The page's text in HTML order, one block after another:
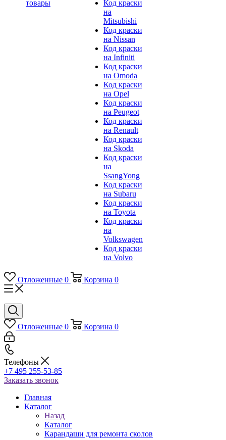
товары
Код краски
на
Mitsubishi
Код краски
на Nissan
Код краски
на Infiniti
Код краски
на Omoda
Код краски
на Opel
Код краски
на Peugeot
Код краски
на Renault
Код краски
на Skoda
Код краски
на
SsangYong
Код краски
на Subaru
Код краски
на Toyota
Код краски
на
Volkswagen
Код краски
на Volvo
Отложенные 0 Корзина 0
Отложенные 0 Корзина 0
Телефоны
+7 495 255-53-85
Заказать звонок
Главная
Каталог
Назад
Каталог
Карандаши для ремонта сколов